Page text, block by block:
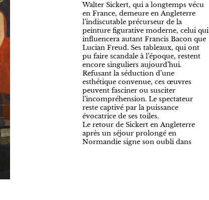
Walter Sickert, qui a longtemps vécu
en France, demeure en Angleterre
l’indiscutable précurseur de la
peinture figurative moderne, celui qui
influencera autant Francis Bacon que
Lucian Freud. Ses tableaux, qui ont
pu faire scandale à l’époque, restent
encore singuliers aujourd’hui.
Refusant la séduction d’une
esthétique convenue, ces œuvres
peuvent fasciner ou susciter
l’incompréhension. Le spectateur
reste captivé par la puissance
évocatrice de ses toiles.
Le retour de Sickert en Angleterre
après un séjour prolongé en
Normandie signe son oubli dans
remarquable, à la source du